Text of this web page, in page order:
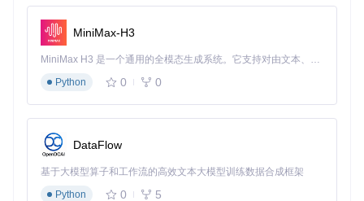
多平台兼容性：不仅覆盖移动端，还支持桌面和服务器环
境。
纯 Swift 实现：充分利用 Swift 语言特性，提高代码质量
和性能。
实时数据同步 ：LiveQuery 功能允许应用实现实时监听和
响应数据变化。
强大的文档和示例：详细 API 文档及 Playground 示例，
让学习变得简单。
社区支持
获取及时的帮助和支持。
安装 ParseSwift 非常简便，支持 Swift Package Manager、C
MiniMax-H3
MiniMax H3 是一个通用的全模态生成系统。它支持对由文本、图像、视频和音频组成的多模态上下文进行统一理解，并能生成分辨率高达 2K、时长可达 15 秒的带原生立体声音频的视频。得益于面向任务泛化的系统设计，H3 在预训练阶段就已具备广泛的多模态上下文理解与生成能力，能够出色地执行复杂的多模态指令。
Python
0 0
DataFlow
基于大模型算子和工作流的高效文本大模型训练数据合成框架
Python
0 5